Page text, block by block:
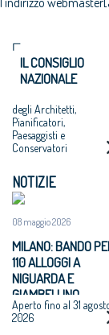
IL CONSIGLIO
NAZIONALE
degli Architetti,
Pianificatori,
Paesaggisti e
Conservatori
NOTIZIE
08 maggio 2026
MILANO: BANDO
110 ALLOGGI A
NIGUARDA E
GIAMBELLINO
Aperto fino al 31
2026